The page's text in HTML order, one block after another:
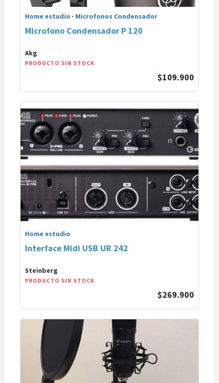
Home estudio · Microfonos Condensador
Microfono Condensador P 120
Akg
PRODUCTO SIN STOCK
$109.900
Home estudio
Interface Midi USB UR 242
Steinberg
PRODUCTO SIN STOCK
$269.900